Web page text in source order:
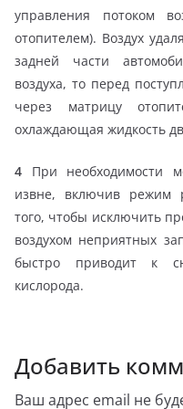
управления потоком
отопителем). Воздух
задней части
воздуха, то перед
через матрицу
охлаждающая жидкость
4 При необходимости
извне, включив режим
того, чтобы исключить
воздухом неприятных
быстро приводит к
кислорода.
Добавить
Ваш адрес email не